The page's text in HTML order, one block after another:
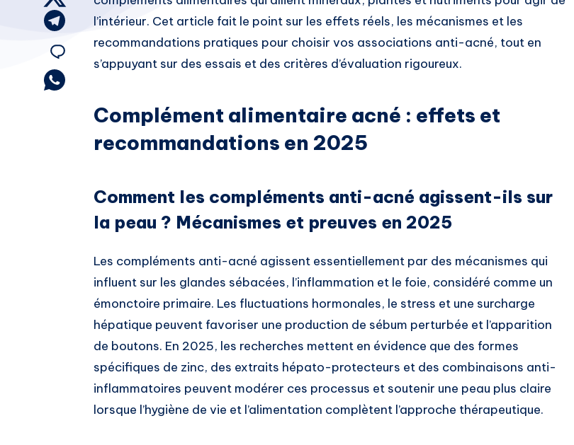
Facebook
Twitter
Share
Telegram
Share
Email
Whatsapp
l’intérieur. Cet article fait le point sur les effets réels, les mécanismes et les
recommandations pratiques pour choisir vos associations anti-acné, tout en
s’appuyant sur des essais et des critères d’évaluation rigoureux.
Complément alimentaire acné : effets et
recommandations en 2025
Comment les compléments anti-acné agissent-ils sur
la peau ? Mécanismes et preuves en 2025
Les compléments anti-acné agissent essentiellement par des mécanismes qui
influent sur les glandes sébacées, l’inflammation et le foie, considéré comme un
émonctoire primaire. Les fluctuations hormonales, le stress et une surcharge
hépatique peuvent favoriser une production de sébum perturbée et l’apparition
de boutons. En 2025, les recherches mettent en évidence que des formes
spécifiques de zinc, des extraits hépato-protecteurs et des combinaisons anti-
inflammatoires peuvent modérer ces processus et soutenir une peau plus claire
lorsque l’hygiène de vie et l’alimentation complètent l’approche thérapeutique.